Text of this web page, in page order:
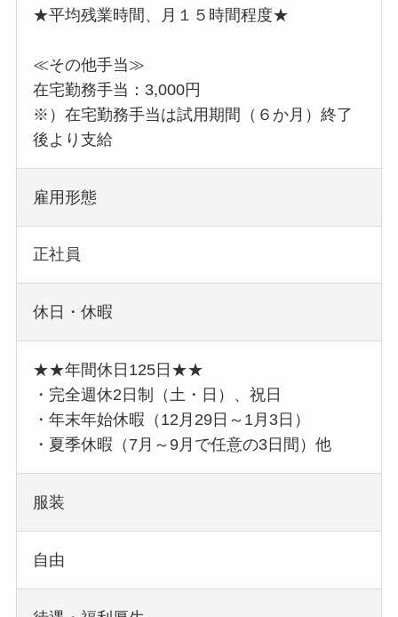
★平均残業時間、月１５時間程度★
≪その他手当≫
在宅勤務手当：3,000円
※）在宅勤務手当は試用期間（６か月）終了
後より支給
雇用形態
正社員
休日・休暇
★★年間休日125日★★
・完全週休2日制（土・日）、祝日
・年末年始休暇（12月29日～1月3日）
・夏季休暇（7月～9月で任意の3日間）他
服装
自由